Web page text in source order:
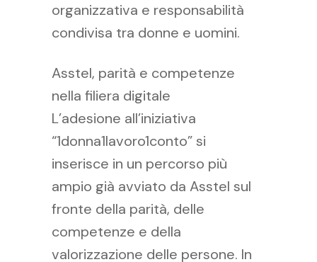
organizzativa e responsabilità
condivisa tra donne e uomini.
Asstel, parità e competenze
nella filiera digitale
L’adesione all’iniziativa
“1donna1lavoro1conto” si
inserisce in un percorso più
ampio già avviato da Asstel sul
fronte della parità, delle
competenze e della
valorizzazione delle persone. In